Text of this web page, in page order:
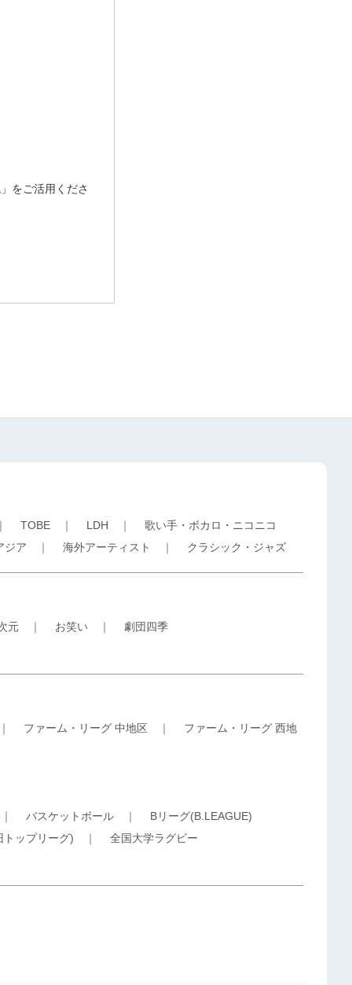
をご活用くださ
TOBE ｜ LDH ｜ 歌い手・ボカロ・ニコニコ
ジア ｜ 海外アーティスト ｜ クラシック・ジャズ
元 ｜ お笑い ｜ 劇団四季
ファーム・リーグ 中地区 ｜ ファーム・リーグ 西地
バスケットボール ｜ Bリーグ(B.LEAGUE)
トップリーグ) ｜ 全国大学ラグビー